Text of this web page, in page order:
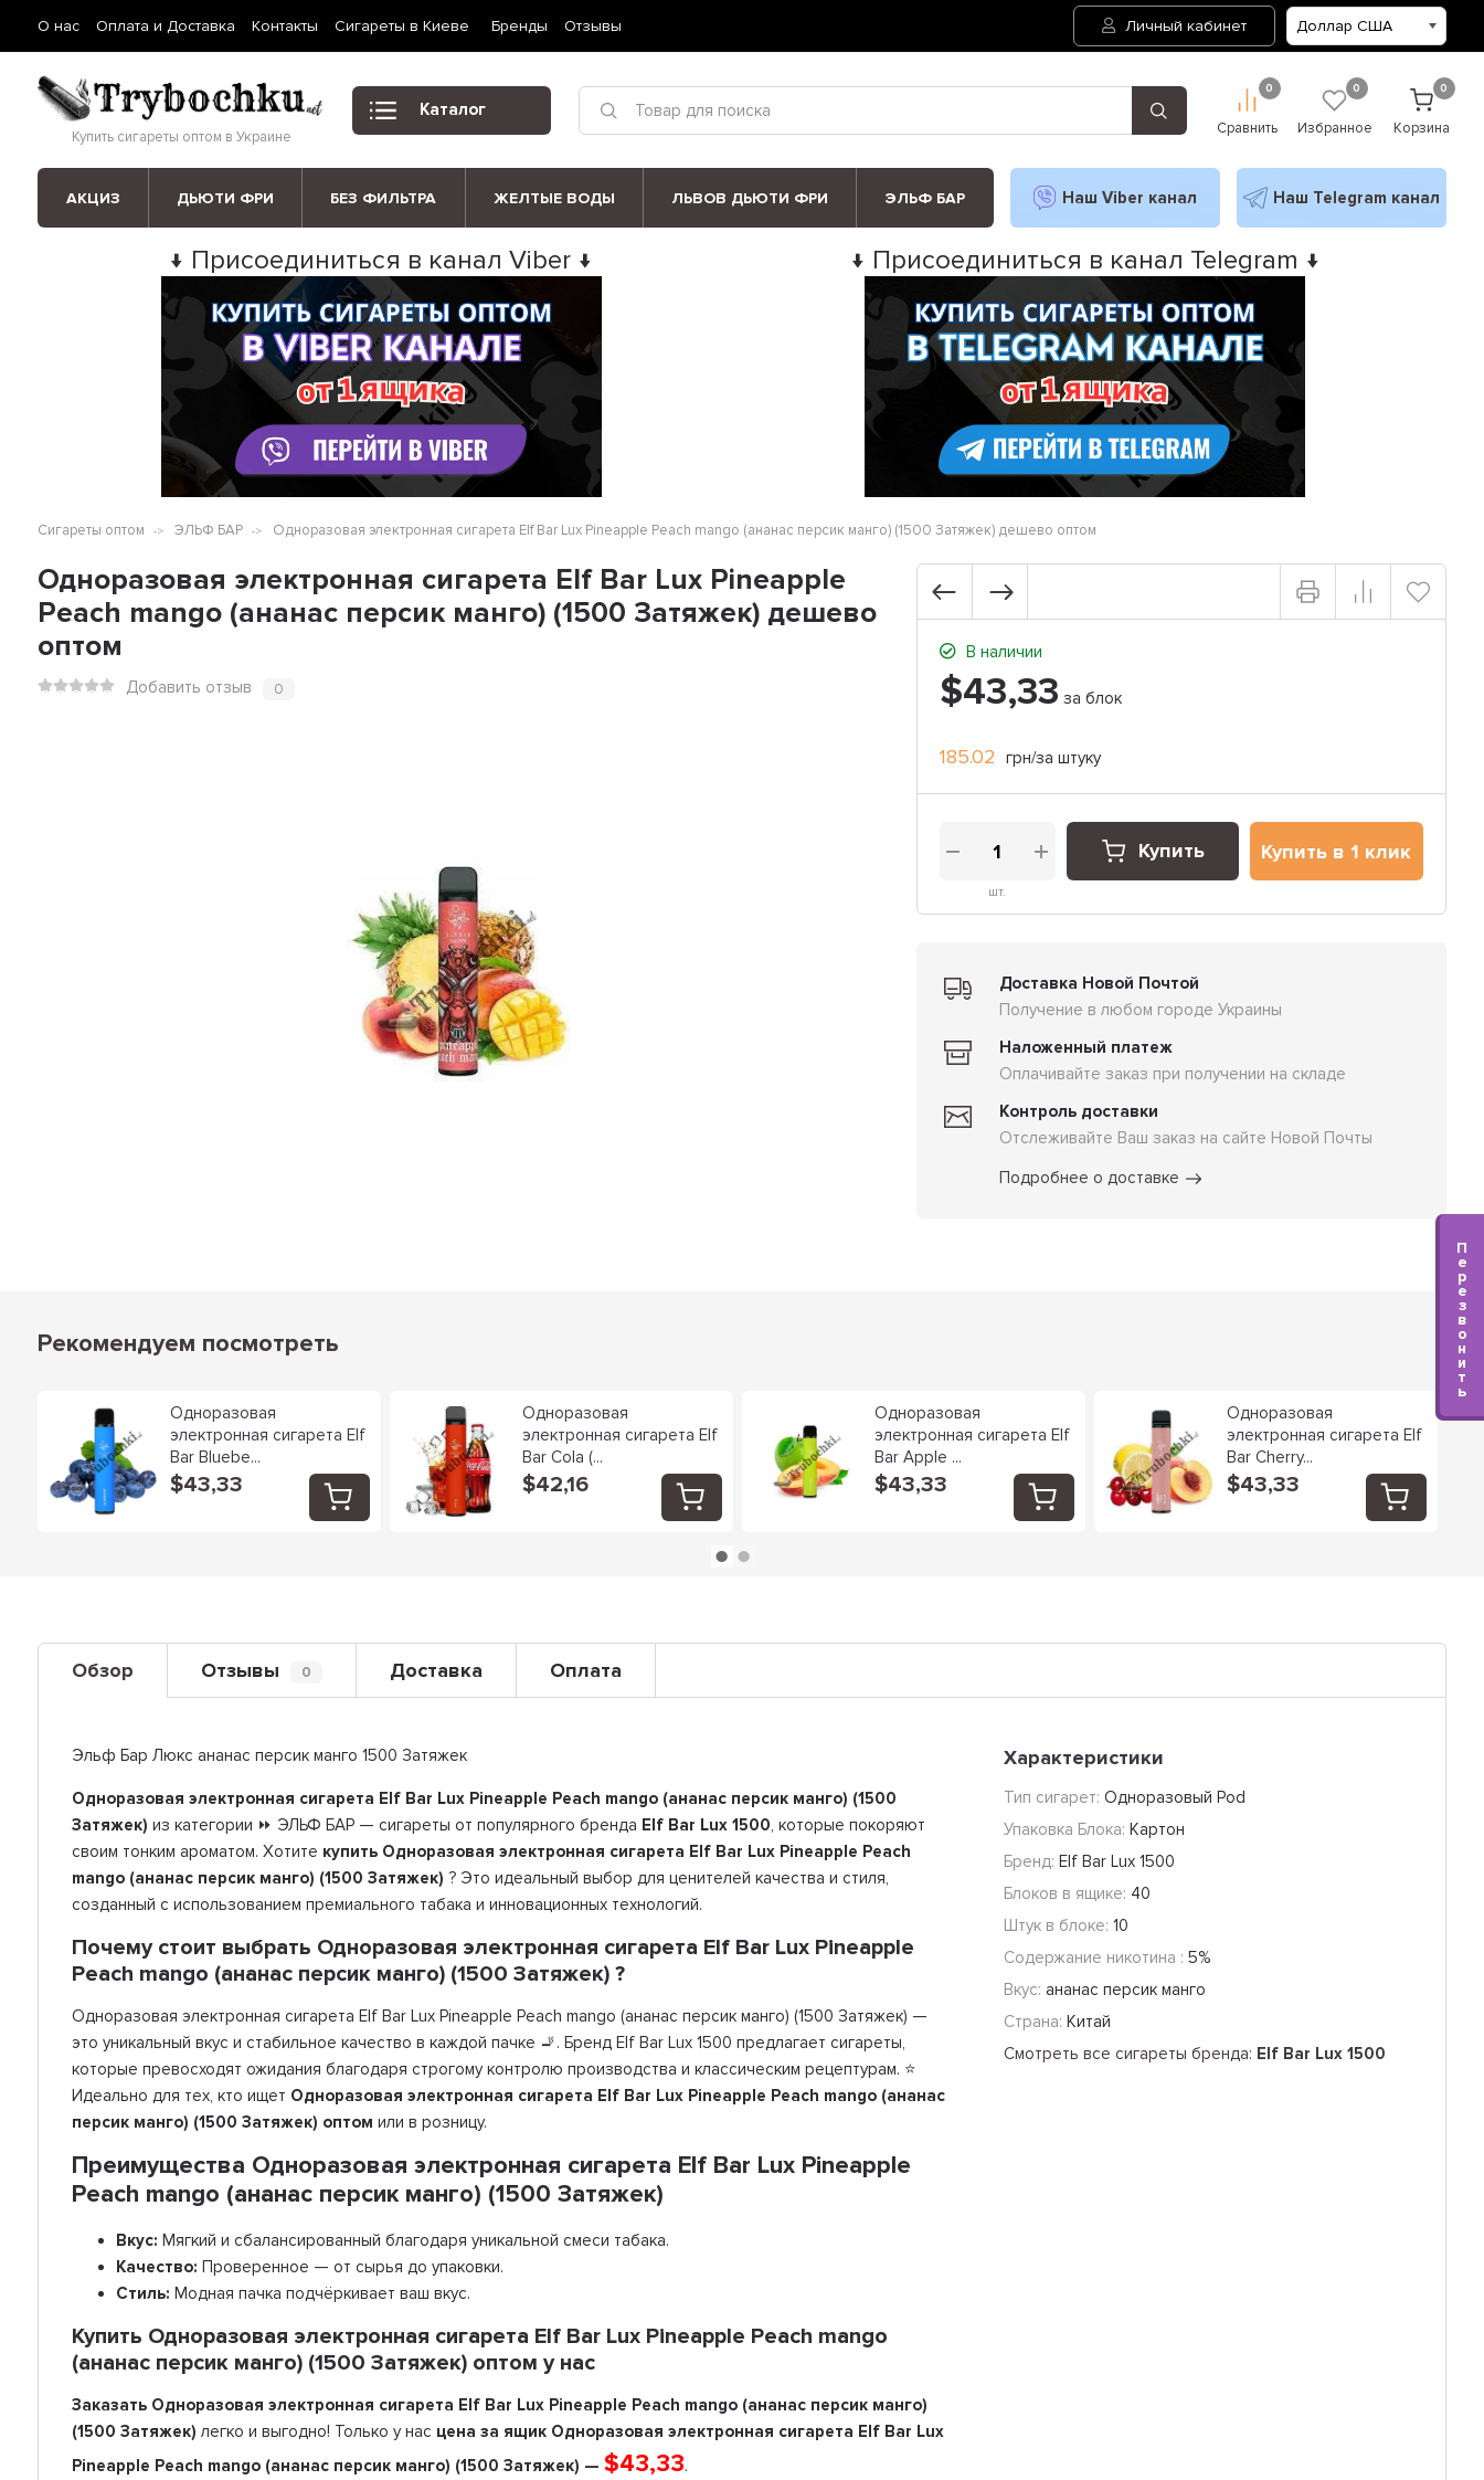
О нас Оплата и Доставка Контакты Сигареты в Киеве Бренды Отзывы Личный кабинет
Купить сигареты оптом в Украине
Каталог
0
Сравнить
0
Избранное
0
Корзина
АКЦИЗ ДЬЮТИ ФРИ БЕЗ ФИЛЬТРА ЖЕЛТЫЕ ВОДЫ ЛЬВОВ ДЬЮТИ ФРИ ЭЛЬФ БАР Наш Viber канал Наш Telegram канал
↓ Присоединиться в канал Viber ↓ ↓ Присоединиться в канал Telegram ↓
Сигареты оптом ЭЛЬФ БАР Одноразовая электронная сигарета Elf Bar Lux Pineapple Peach mango (ананас персик манго) (1500 Затяжек) дешево оптом
Одноразовая электронная сигарета Elf Bar Lux Pineapple
Peach mango (ананас персик манго) (1500 Затяжек) дешево
оптом
Добавить отзыв 0
В наличии
$43,33 за блок
185.02 грн/за штуку
шт.
Купить Купить в 1 клик
Доставка Новой Почтой
Получение в любом городе Украины
Наложенный платеж
Оплачивайте заказ при получении на складе
Контроль доставки
Отслеживайте Ваш заказ на сайте Новой Почты
Подробнее о доставке
Рекомендуем посмотреть
Одноразовая
электронная сигарета Elf
Bar Bluebe...
$43,33
Одноразовая
электронная сигарета Elf
Bar Cola (...
$42,16
Одноразовая
электронная сигарета Elf
Bar Apple ...
$43,33
Одноразовая
электронная сигарета Elf
Bar Cherry...
$43,33
Обзор Отзывы 0 Доставка Оплата
Эльф Бар Люкс ананас персик манго 1500 Затяжек
Одноразовая электронная сигарета Elf Bar Lux Pineapple Peach mango (ананас персик манго) (1500
Затяжек)из категории ⏩ ЭЛЬФ БАР — сигареты от популярного бренда Elf Bar Lux 1500, которые покоряют
своим тонким ароматом. Хотите купить Одноразовая электронная сигарета Elf Bar Lux Pineapple Peach
mango (ананас персик манго) (1500 Затяжек)? Это идеальный выбор для ценителей качества и стиля,
созданный с использованием премиального табака и инновационных технологий.
Почему стоит выбрать Одноразовая электронная сигарета Elf Bar Lux Pineapple
Peach mango (ананас персик манго) (1500 Затяжек) ?
Одноразовая электронная сигарета Elf Bar Lux Pineapple Peach mango (ананас персик манго) (1500 Затяжек) —
это уникальный вкус и стабильное качество в каждой пачке 🚬. Бренд Elf Bar Lux 1500 предлагает сигареты,
которые превосходят ожидания благодаря строгому контролю производства и классическим рецептурам. ⭐
Идеально для тех, кто ищет Одноразовая электронная сигарета Elf Bar Lux Pineapple Peach mango (ананас
персик манго) (1500 Затяжек) оптом или в розницу.
Преимущества Одноразовая электронная сигарета Elf Bar Lux Pineapple
Peach mango (ананас персик манго) (1500 Затяжек)
Вкус: Мягкий и сбалансированный благодаря уникальной смеси табака.
Качество: Проверенное — от сырья до упаковки.
Стиль: Модная пачка подчёркивает ваш вкус.
Купить Одноразовая электронная сигарета Elf Bar Lux Pineapple Peach mango
(ананас персик манго) (1500 Затяжек) оптом у нас
Заказать Одноразовая электронная сигарета Elf Bar Lux Pineapple Peach mango (ананас персик манго)
(1500 Затяжек)легко и выгодно! Только у нас цена за ящик Одноразовая электронная сигарета Elf Bar Lux
Pineapple Peach mango (ананас персик манго) (1500 Затяжек) —$43,33.
Характеристики
Тип сигарет: Одноразовый Pod
Упаковка Блока: Картон
Бренд: Elf Bar Lux 1500
Блоков в ящике: 40
Штук в блоке: 10
Содержание никотина : 5%
Вкус: ананас персик манго
Страна: Китай
Смотреть все сигареты бренда: Elf Bar Lux 1500
П
е
р
е
з
в
о
н
и
т
ь